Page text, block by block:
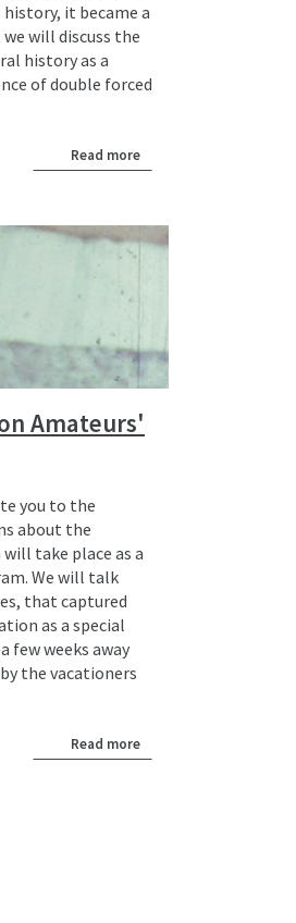
it became a
will discuss the
history as a
of double forced
Read more
Amateurs'
you to the
about the
take place as a
We will talk
that captured
as a special
few weeks away
the vacationers
Read more